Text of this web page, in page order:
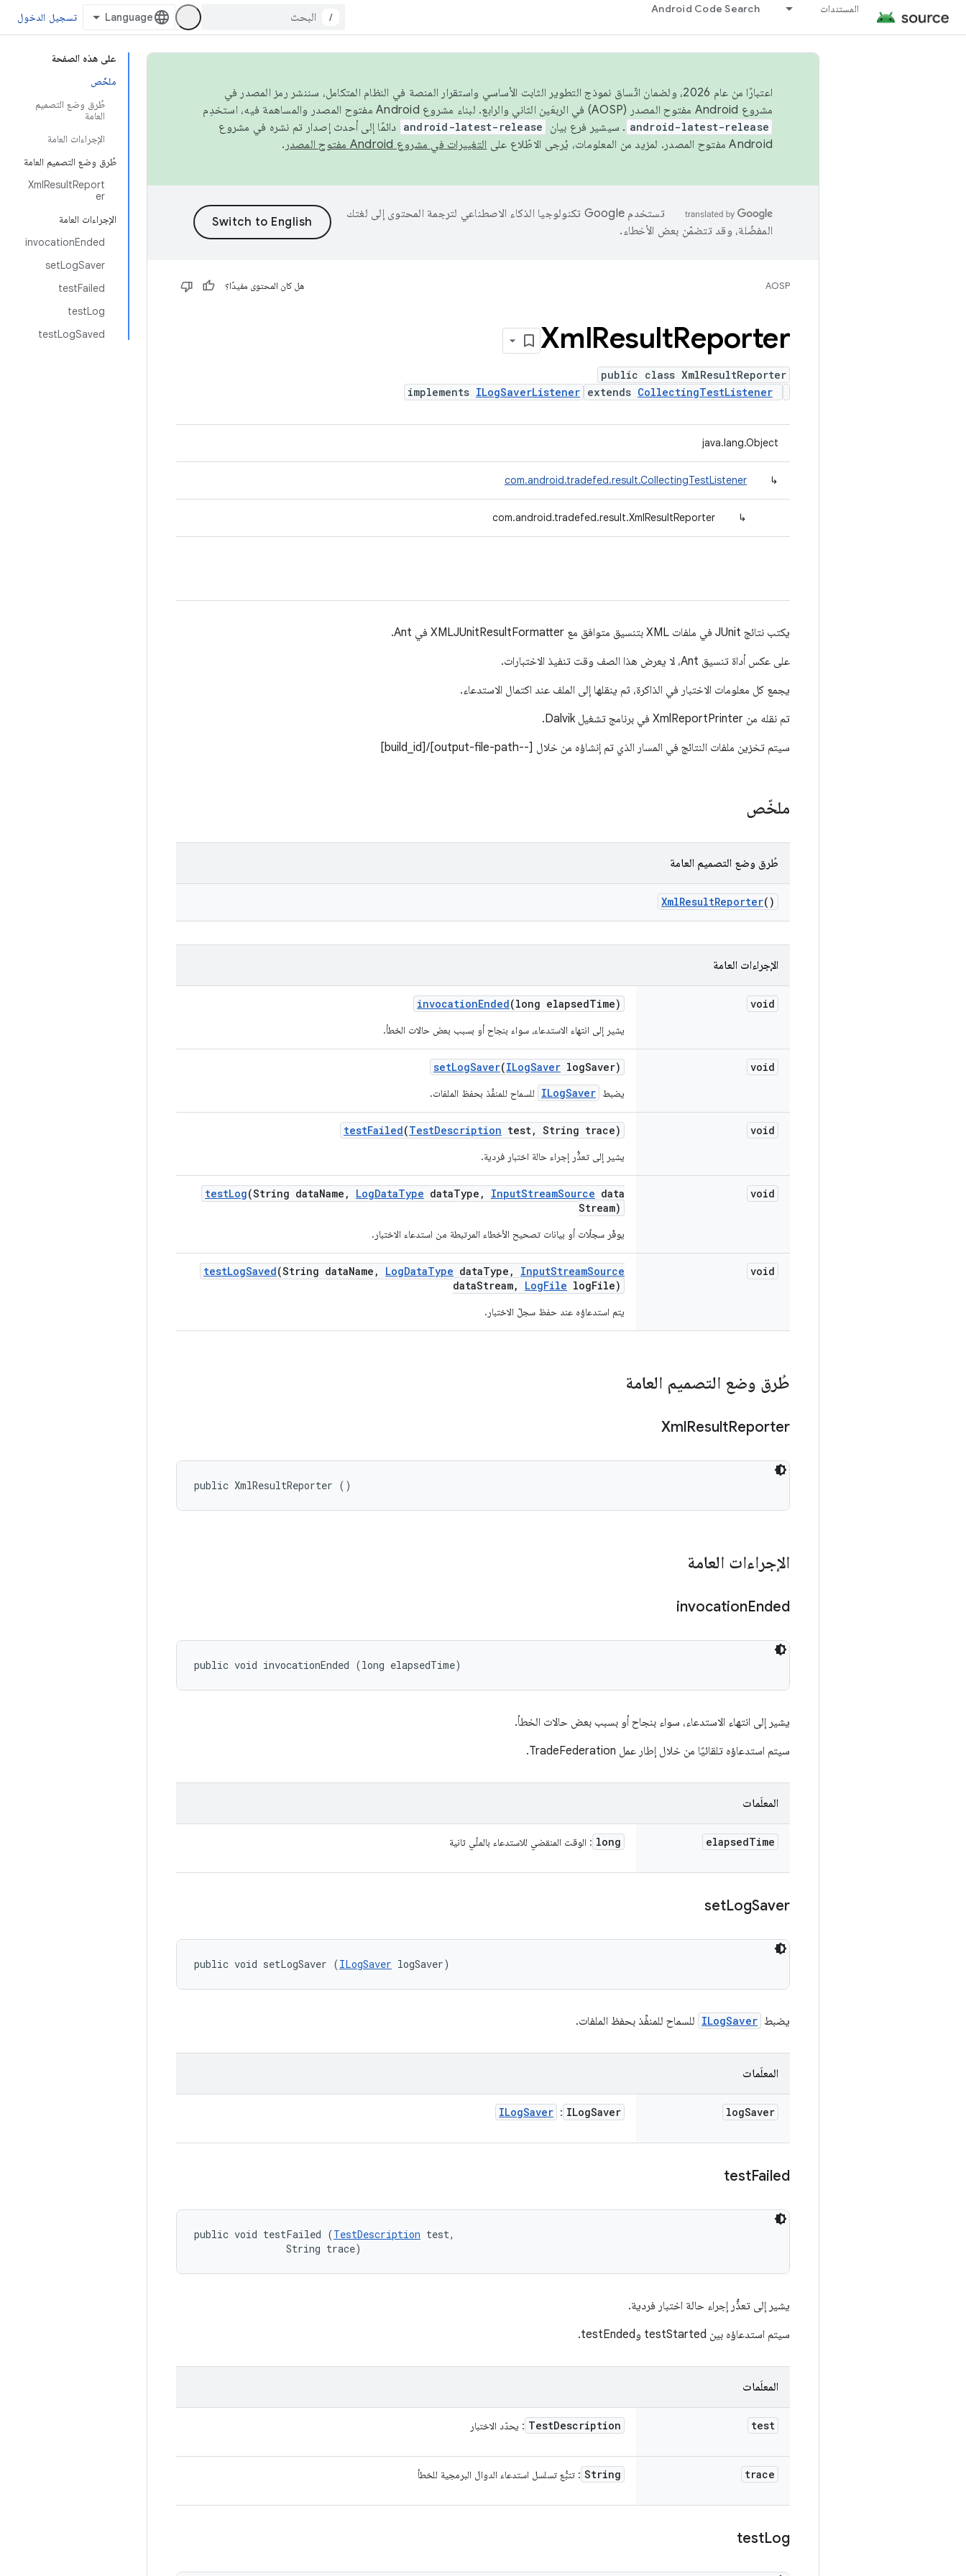
المستندات Android Code Search
/ تسجيل الدخول
على هذه الصفحة
ملخّص
طُرق وضع التصميم
العامة
الإجراءات العامة
طُرق وضع التصميم العامة
XmlResultReport
er
الإجراءات العامة
invocationEnded
setLogSaver
testFailed
testLog
testLogSaved
اعتبارًا من عام 2026، ولضمان اتّساق نموذج التطوير الثابت الأساسي واستقرار المنصة في النظام المتكامل، سننشر رمز المصدر في
مشروع Android مفتوح المصدر (AOSP) في الربعَين الثاني والرابع. لبناء مشروع Android مفتوح المصدر والمساهمة فيه، استخدِم
android-latest-release . سيشير فرع بيان android-latest-release دائمًا إلى أحدث إصدار تم نشره في مشروع
Android مفتوح المصدر. لمزيد من المعلومات، يُرجى الاطّلاع على
التغييرات في مشروع Android مفتوح المصدر .
تستخدم Google تكنولوجيا الذكاء الاصطناعي لترجمة المحتوى إلى لغتك
المفضّلة، وقد تتضمّن بعض الأخطاء.
AOSP هل كان المحتوى مفيدًا؟
XmlResultReporter
public class XmlResultReporter
extends CollectingTestListener
implements ILogSaverListener
java.lang.Object
↳
com.android.tradefed.result.CollectingTestListener
↳
com.android.tradefed.result.XmlResultReporter
يكتب نتائج JUnit في ملفات XML بتنسيق متوافق مع XMLJUnitResultFormatter في Ant.
على عكس أداة تنسيق Ant، لا يعرض هذا الصف وقت تنفيذ الاختبارات.
يجمع كل معلومات الاختبار في الذاكرة، ثم ينقلها إلى الملف عند اكتمال الاستدعاء.
تم نقله من XmlReportPrinter في برنامج تشغيل Dalvik.
سيتم تخزين ملفات النتائج في المسار الذي تم إنشاؤه من خلال [--output-file-path]/[build_id]
ملخّص
طُرق وضع التصميم العامة
XmlResultReporter()
الإجراءات العامة
void
invocationEnded(long elapsedTime)
يشير إلى انتهاء الاستدعاء، سواء بنجاح أو بسبب بعض حالات الخطأ.
void
setLogSaver(ILogSaver logSaver)
يضبط ILogSaver للسماح للمنفِّذ بحفظ الملفات.
void
testFailed(TestDescription test, String trace)
يشير إلى تعذُّر إجراء حالة اختبار فردية.
void
testLog(String dataName , LogDataType dataType , InputStreamSource data
Stream)
يوفّر سجلّات أو بيانات تصحيح الأخطاء المرتبطة من استدعاء الاختبار.
void
testLogSaved(String dataName , LogDataType dataType , InputStreamSource
dataStream, LogFile logFile)
يتم استدعاؤه عند حفظ سجلّ الاختبار.
طُرق وضع التصميم العامة
XmlResultReporter
public XmlResultReporter ()
الإجراءات العامة
invocationEnded
public void invocationEnded (long elapsedTime)
يشير إلى انتهاء الاستدعاء، سواء بنجاح أو بسبب بعض حالات الخطأ.
سيتم استدعاؤه تلقائيًا من خلال إطار عمل TradeFederation.
المعلَمات
elapsedTime
long : الوقت المنقضي للاستدعاء بالملّي ثانية
setLogSaver
public void setLogSaver (ILogSaver logSaver)
يضبط ILogSaver للسماح للمنفِّذ بحفظ الملفات.
المعلَمات
logSaver
ILogSaver
: ‏
ILogSaver
testFailed
public void testFailed (TestDescription test,
                String trace)
يشير إلى تعذُّر إجراء حالة اختبار فردية.
سيتم استدعاؤه بين testStarted وtestEnded.
المعلَمات
test
TestDescription : يحدّد الاختبار
trace
String : تتبُّع تسلسل استدعاء الدوال البرمجية للخطأ
testLog